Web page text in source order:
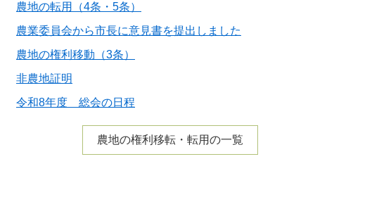
農地の転用（4条・5条）
農業委員会から市長に意見書を提出しました
農地の権利移動（3条）
非農地証明
令和8年度 総会の日程
農地の権利移転・転用の一覧